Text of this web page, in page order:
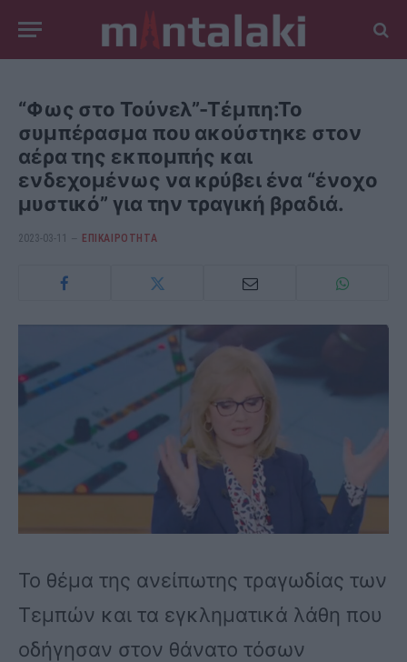
“Φως στο Τούνελ”-Τέμπη:Το
συμπέρασμα που ακούστηκε στον
αέρα της εκπομπής και
ενδεχομένως να κρύβει ένα “ένοχο
μυστικό” για την τραγική βραδιά.
2023-03-11 ΕΠΙΚΑΙΡΟΤΗΤΑ
Το θέμα της ανείπωτης τραγωδίας των
Τεμπών και τα εγκληματικά λάθη που
οδήγησαν στον θάνατο τόσων